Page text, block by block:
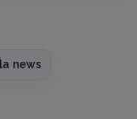
news